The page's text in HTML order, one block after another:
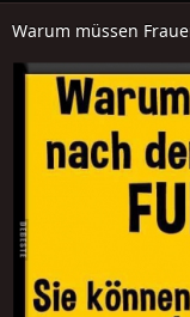
Warum müssen